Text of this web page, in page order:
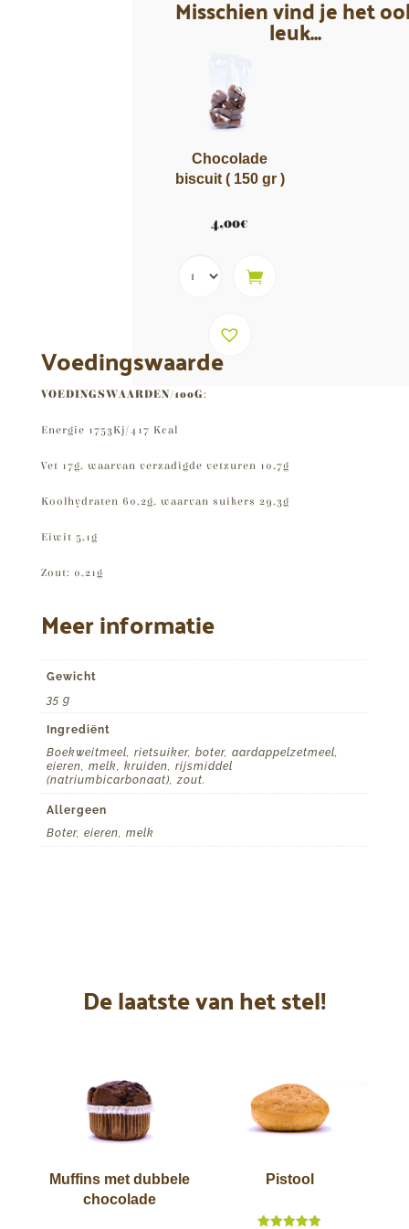
Misschien vind je het
leuk...
Chocolade
biscuit ( 150 gr )
4,00€
Voedingswaarde
VOEDINGSWAARDEN/100G:
Energie 1753Kj/417 Kcal
Vet 17g, waarvan verzadigde vetzuren 10,7g
Koolhydraten 60,2g, waarvan suikers 29,3g
Eiwit 5,1g
Zout: 0,21g
Meer informatie
Gewicht
35 g
Ingrediënt
Boekweitmeel, rietsuiker, boter, aardappelzetmeel,
eieren, melk, kruiden, rijsmiddel
(natriumbicarbonaat), zout.
Allergeen
Boter, eieren, melk
De laatste van het stel!
Muffins met dubbele
chocolade
Pistool